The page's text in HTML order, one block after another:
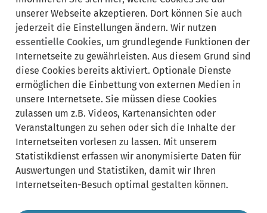
unserer Webseite akzeptieren. Dort können Sie auch
jederzeit die Einstellungen ändern. Wir nutzen
essentielle Cookies, um grundlegende Funktionen der
Internetseite zu gewährleisten. Aus diesem Grund sind
diese Cookies bereits aktiviert. Optionale Dienste
ermöglichen die Einbettung von externen Medien in
unsere Internetsete. Sie müssen diese Cookies
zulassen um z.B. Videos, Kartenansichten oder
Veranstaltungen zu sehen oder sich die Inhalte der
Internetseiten vorlesen zu lassen. Mit unserem
Statistikdienst erfassen wir anonymisierte Daten für
Auswertungen und Statistiken, damit wir Ihren
Internetseiten-Besuch optimal gestalten können.